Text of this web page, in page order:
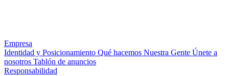
Empresa
Identidad y Posicionamiento Qué hacemos Nuestra Gente Únete a
nosotros Tablón de anuncios
Responsabilidad